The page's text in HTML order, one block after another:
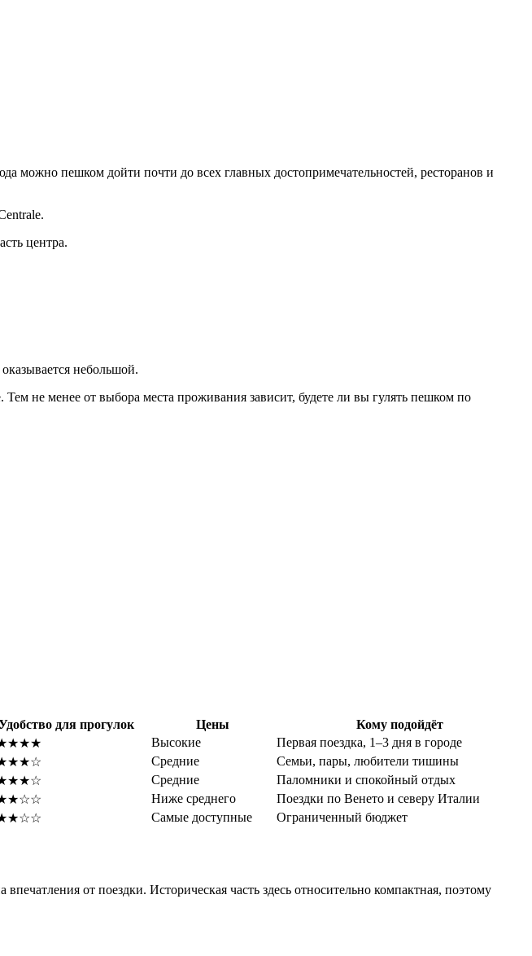
пешком дойти почти до всех главных достопримечательностей, ресторанов и
центра.
небольшой.
не менее от выбора места проживания зависит, будете ли вы гулять пешком по
для прогулок Цены
Кому подойдёт
Высокие
Первая поездка, 1–3 дня в городе
Средние
Семьи, пары, любители тишины
Средние
Паломники и спокойный отдых
Ниже среднего
Поездки по Венето и северу Италии
Самые доступные Ограниченный бюджет
от поездки. Историческая часть здесь относительно компактная, поэтому